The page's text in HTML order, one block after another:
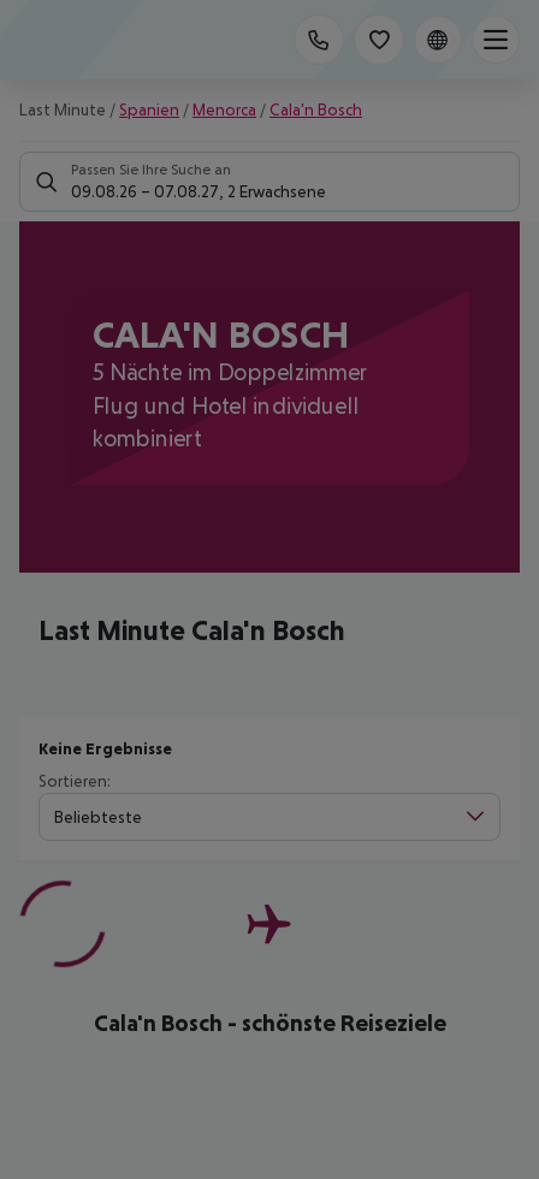
Last Minute / Spanien / Menorca / Cala'n Bosch
Passen Sie Ihre Suche an
09.08.26 – 07.08.27 2 Erwachsene
CALA'N BOSCH
5 Nächte im Doppelzimmer
Flug und Hotel individuell
kombiniert
Last Minute Cala'n Bosch
Keine Ergebnisse
Sortieren:
Beliebteste
Cala'n Bosch - schönste Reiseziele